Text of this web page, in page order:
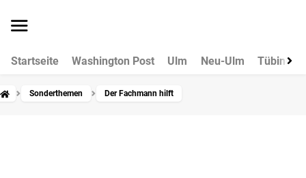
Startseite Washington Post Ulm Neu-Ulm Tübingen
Sonderthemen Der Fachmann hilft